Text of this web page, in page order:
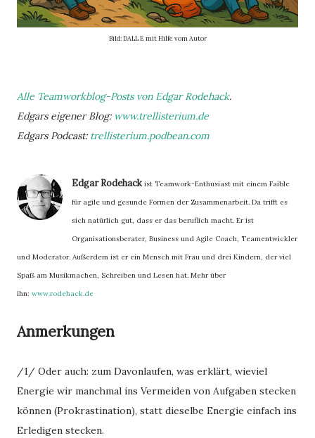
Bild: DALL E mit Hilfe vom Autor
Alle Teamworkblog-Posts von Edgar Rodehack.
Edgars eigener Blog: www.trellisterium.de
Edgars Podcast: trellisterium.podbean.com
Edgar Rodehackist Teamwork-Enthusiast mit einem Faible
für agile und gesunde Formen der Zusammenarbeit. Da trifft es
sich natürlich gut, dass er das beruflich macht. Er ist
Organisationsberater, Business und Agile Coach, Teamentwickler
und Moderator. Außerdem ist er ein Mensch mit Frau und drei Kindern, der viel
Spaß am Musikmachen, Schreiben und Lesen hat. Mehr über
ihn: www.rodehack.de
Anmerkungen
/1/ Oder auch: zum Davonlaufen, was erklärt, wieviel
Energie wir manchmal ins Vermeiden von Aufgaben stecken
können (Prokrastination), statt dieselbe Energie einfach ins
Erledigen stecken.